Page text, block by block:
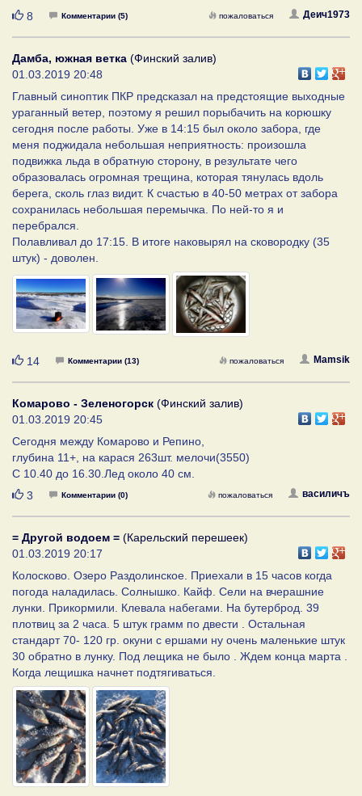
Нравится
8 Комментарии (5) Деич1973
пожаловаться
Дамба, южная ветка (Финский залив)
01.03.2019 20:48
Главный синоптик ПКР предсказал на предстоящие выходные
ураганный ветер, поэтому я решил порыбачить на корюшку
сегодня после работы. Уже в 14:15 был около забора, где
меня поджидала небольшая неприятность: произошла
подвижка льда в обратную сторону, в результате чего
образовалась огромная трещина, которая тянулась вдоль
берега, сколь глаз видит. К счастью в 40-50 метрах от забора
сохранилась небольшая перемычка. По ней-то я и
перебрался.
Полавливал до 17:15. В итоге наковырял на сковородку (35
штук) - доволен.
Нравится
14 Комментарии (13) Mamsik
пожаловаться
Комарово - Зеленогорск (Финский залив)
01.03.2019 20:45
Сегодня между Комарово и Репино,
глубина 11+, на карася 263шт. мелочи(3550)
С 10.40 до 16.30.Лед около 40 см.
Нравится
3 Комментарии (0) василичъ
пожаловаться
= Другой водоем = (Карельский перешеек)
01.03.2019 20:17
Колосково. Озеро Раздолинское. Приехали в 15 часов когда
погода наладилась. Солнышко. Кайф. Сели на вчерашние
лунки. Прикормили. Клевала набегами. На бутерброд. 39
плотвиц за 2 часа. 5 штук грамм по двести . Остальная
стандарт 70- 120 гр. окуни с ершами ну очень маленькие штук
30 обратно в лунку. Под лещика не было . Ждем конца марта .
Когда лещишка начнет подтягиваться.